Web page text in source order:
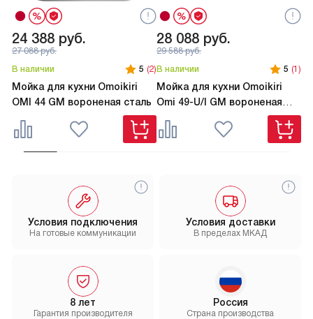
24 388 руб.
27 088руб.
В наличии
5 (2)
Мойка для кухни Omoikiri
OMI 44 GM вороненая сталь
28 088 руб.
29 588руб.
В наличии
5 (1)
Мойка для кухни Omoikiri
Omi 49-U/I GM вороненая
Условия доставки
В пределах МКАД
8 лет
Гарантия производителя
Условия подключения
На готовые коммуникации
Россия
Страна производства